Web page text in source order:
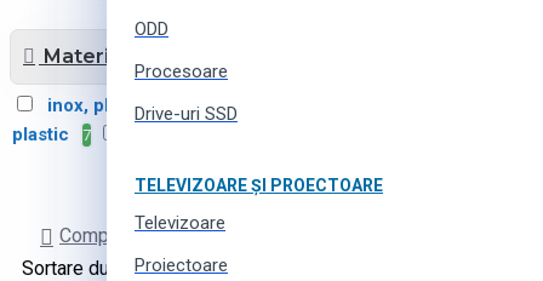
ODD
Procesoare
Drive-uri SSD
TELEVIZOARE ȘI PROECTOARE
Televizoare
Proiectoare
Materialul carcasei
inox, plastic 3
metal,
plastic
7
Comparare Produse
Sortare după: